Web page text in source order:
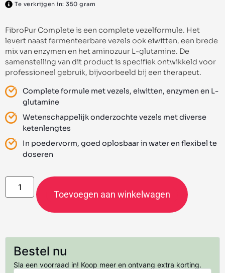
Te verkrijgen in: 350 gram
FibroPur Complete is een complete vezelformule. Het
levert naast fermenteerbare vezels ook eiwitten, een brede
mix van enzymen en het aminozuur L-glutamine. De
samenstelling van dit product is specifiek ontwikkeld voor
professioneel gebruik, bijvoorbeeld bij een therapeut.
Complete formule met vezels, eiwitten, enzymen en L-
glutamine
Wetenschappelijk onderzochte vezels met diverse
ketenlengtes
In poedervorm, goed oplosbaar in water en flexibel te
doseren
Toevoegen aan winkelwagen
Bestel nu
Sla een voorraad in! Koop meer en ontvang extra korting.